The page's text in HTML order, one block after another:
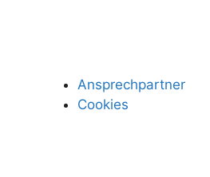
Ansprechpartner
Cookies